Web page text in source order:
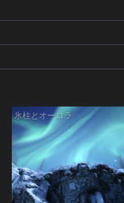
氷柱とオーロラ